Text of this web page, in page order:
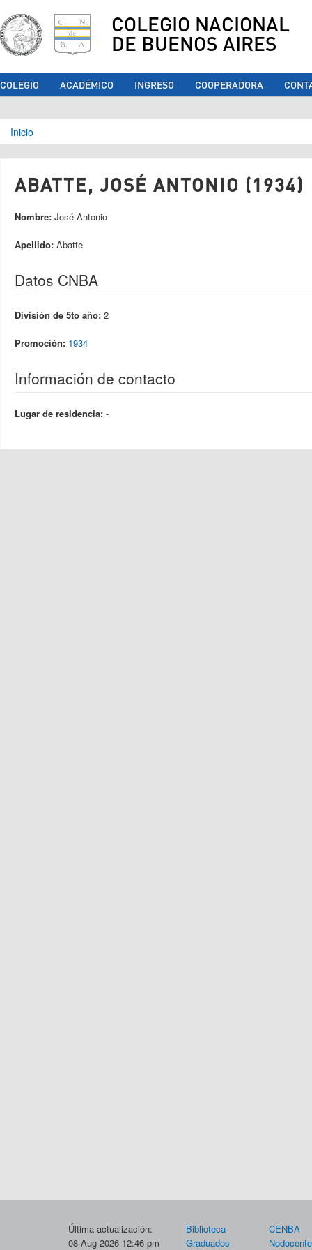
COLEGIO NACIONAL
DE BUENOS AIRES
COLEGIO ACADÉMICO INGRESO COOPERADORA
Se encuentra usted aquí
Inicio
ABATTE, JOSÉ ANTONIO (1934)
Nombre: José Antonio
Apellido: Abatte
Datos CNBA
División de 5to año: 2
Promoción: 1934
Información de contacto
Lugar de residencia: -
Última actualización:
08-Aug-2026 12:46 pm
Biblioteca
Graduados
CENBA